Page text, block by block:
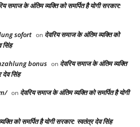
समाज के अंतिम व्यक्ति को समर्पित है योगी सरकार:
sofort on देवरिय समाज के अंतिम व्यक्ति को
सिंह
bonus on देवरिय समाज के अंतिम व्यक्ति
देव सिंह
on देवरिय समाज के अंतिम व्यक्ति को समर्पित है योगी
को समर्पित है योगी सरकार: स्वतंत्र देव सिंह